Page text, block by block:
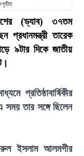
(ড্যাব) ৩৭তম
প্রধানমন্ত্রী তারেক
৯টার দিকে জাতীয়
প্রতিষ্ঠাবার্ষিকীর
সময় তার সঙ্গে ছিলেন
ইসলাম আলমগীর